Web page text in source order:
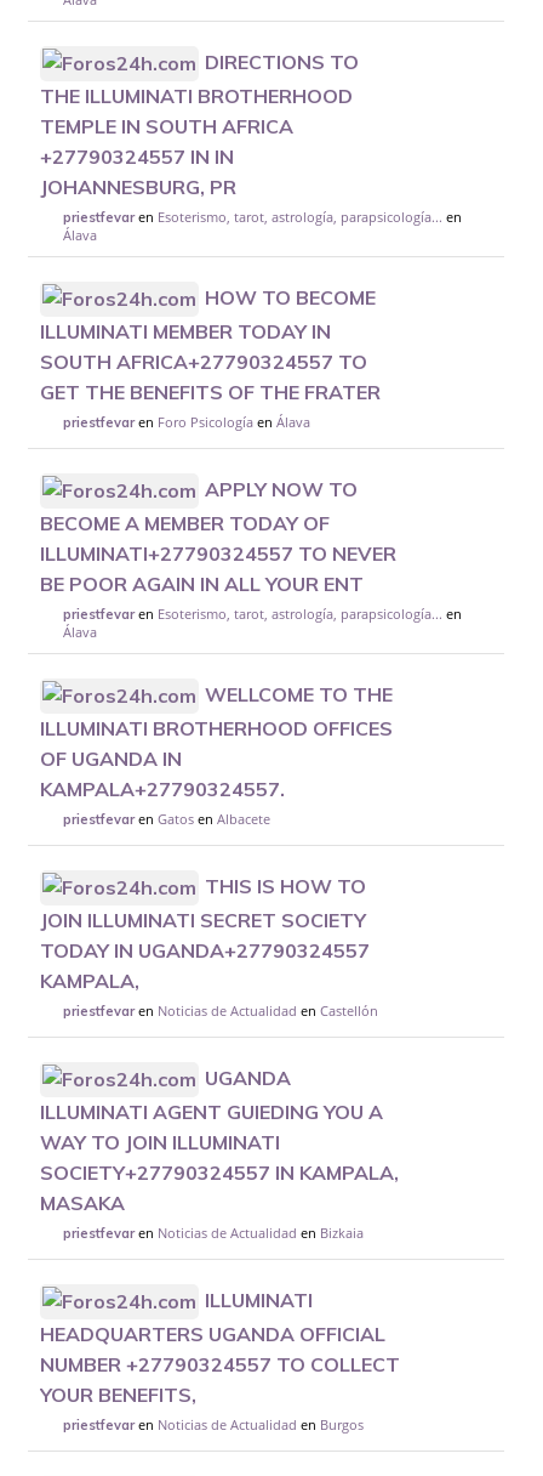
DIRECTIONS TO
THE ILLUMINATI BROTHERHOOD
TEMPLE IN SOUTH AFRICA
+27790324557 IN IN
JOHANNESBURG, PR
priestfevaren Esoterismo, tarot, astrología, parapsicología... en
Álava
HOW TO BECOME
ILLUMINATI MEMBER TODAY IN
SOUTH AFRICA+27790324557 TO
GET THE BENEFITS OF THE FRATER
priestfevaren Foro Psicología enÁlava
APPLY NOW TO
BECOME A MEMBER TODAY OF
ILLUMINATI+27790324557 TO NEVER
BE POOR AGAIN IN ALL YOUR ENT
priestfevaren Esoterismo, tarot, astrología, parapsicología... en
Álava
WELLCOME TO THE
ILLUMINATI BROTHERHOOD OFFICES
OF UGANDA IN
KAMPALA+27790324557.
priestfevarenGatos enAlbacete
THIS IS HOW TO
JOIN ILLUMINATI SECRET SOCIETY
TODAY IN UGANDA+27790324557
KAMPALA,
priestfevaren Noticias de Actualidad enCastellón
UGANDA
ILLUMINATI AGENT GUIEDING YOU A
WAY TO JOIN ILLUMINATI
SOCIETY+27790324557 IN KAMPALA,
MASAKA
priestfevaren Noticias de Actualidad en Bizkaia
ILLUMINATI
HEADQUARTERS UGANDA OFFICIAL
NUMBER +27790324557 TO COLLECT
YOUR BENEFITS,
priestfevaren Noticias de Actualidad en Burgos